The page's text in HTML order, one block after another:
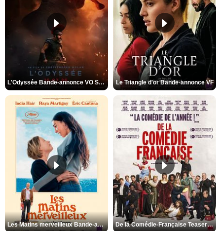
L'Odyssée Bande-annonce VO STFR Le Triangle d'or Bande-annonce VF
Les Matins merveilleux Bande-annonce VF De la Comédie-Française Teaser VF